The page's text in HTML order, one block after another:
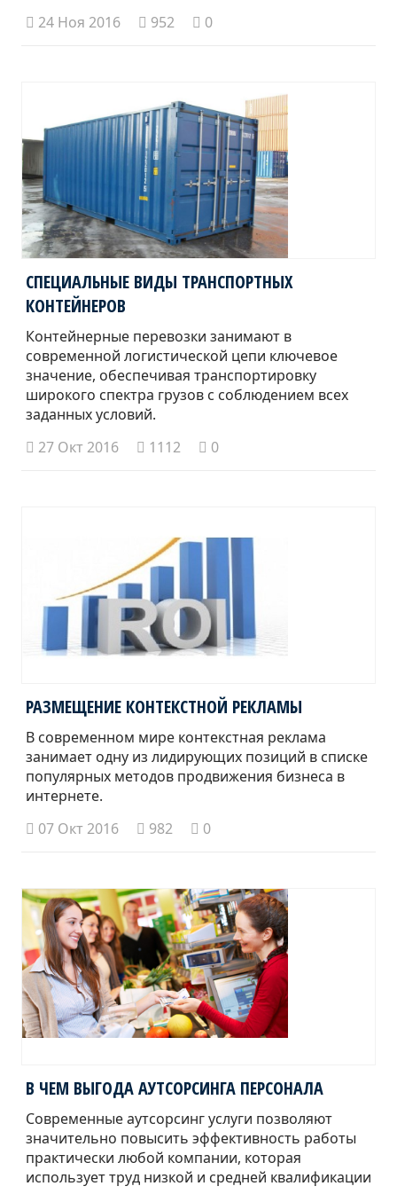
24 Ноя 2016
952 0
СПЕЦИАЛЬНЫЕ ВИДЫ ТРАНСПОРТНЫХ
КОНТЕЙНЕРОВ
Контейнерные перевозки занимают в
современной логистической цепи ключевое
значение, обеспечивая транспортировку
широкого спектра грузов с соблюдением всех
заданных условий.
27 Окт 2016
1112 0
РАЗМЕЩЕНИЕ КОНТЕКСТНОЙ РЕКЛАМЫ
В современном мире контекстная реклама
занимает одну из лидирующих позиций в списке
популярных методов продвижения бизнеса в
интернете.
07 Окт 2016
982 0
В ЧЕМ ВЫГОДА АУТСОРСИНГА ПЕРСОНАЛА
Современные аутсорсинг услуги позволяют
значительно повысить эффективность работы
практически любой компании, которая
использует труд низкой и средней квалификации